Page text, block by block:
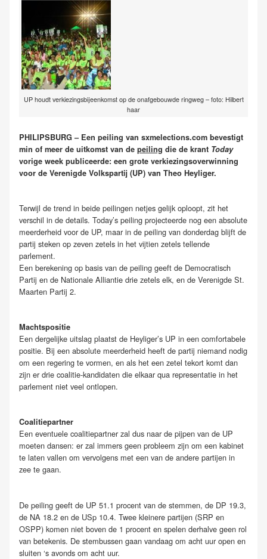
UP houdt verkiezingsbijeenkomst op de onafgebouwde ringweg – foto: Hilbert
haar
PHILIPSBURG – Een peiling van sxmelections.com bevestigt
min of meer de uitkomst van de peiling die de krant Today
vorige week publiceerde: een grote verkiezingsoverwinning
voor de Verenigde Volkspartij (UP) van Theo Heyliger.
Terwijl de trend in beide peilingen netjes gelijk oploopt, zit het
verschil in de details. Today’s peiling projecteerde nog een absolute
meerderheid voor de UP, maar in de peiling van donderdag blijft de
partij steken op zeven zetels in het vijtien zetels tellende
parlement.
Een berekening op basis van de peiling geeft de Democratisch
Partij en de Nationale Alliantie drie zetels elk, en de Verenigde St.
Maarten Partij 2.
Machtspositie
Een dergelijke uitslag plaatst de Heyliger’s UP in een comfortabele
positie. Bij een absolute meerderheid heeft de partij niemand nodig
om een regering te vormen, en als het een zetel tekort komt dan
zijn er drie coalitie-kandidaten die elkaar qua representatie in het
parlement niet veel ontlopen.
Coalitiepartner
Een eventuele coalitiepartner zal dus naar de pijpen van de UP
moeten dansen: er zal immers geen probleem zijn om een kabinet
te laten vallen om vervolgens met een van de andere partijen in
zee te gaan.
De peiling geeft de UP 51.1 procent van de stemmen, de DP 19.3,
de NA 18.2 en de USp 10.4. Twee kleinere partijen (SRP en
OSPP) komen niet boven de 1 procent en spelen derhalve geen rol
van betekenis. De stembussen gaan vandaag om acht uur open en
sluiten ‘s avonds om acht uur.